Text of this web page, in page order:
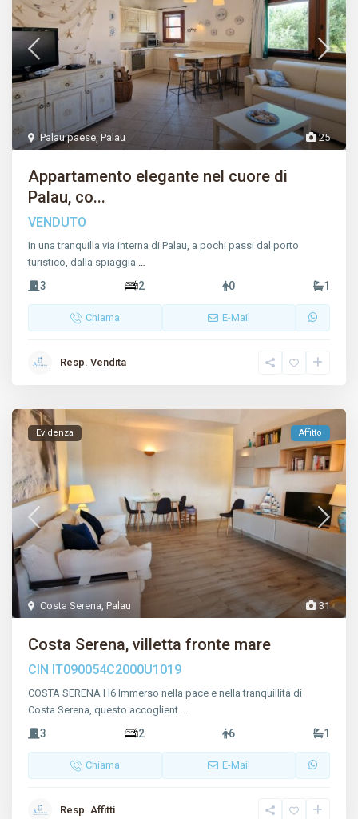
25
Palau paese,Palau
Appartamento elegante nel cuore di
Palau, co...
VENDUTO
In una tranquilla via interna di Palau, a pochi passi dal porto
turistico, dalla spiaggia …
3 2 0 1
Chiama E-Mail
Resp. Vendita
31
Costa Serena, Palau
Evidenza Affitto
Costa Serena, villetta fronte mare
CIN IT090054C2000U1019
COSTA SERENA H6 Immerso nella pace e nella tranquillità di
Costa Serena, questo accoglient …
3 2 6 1
Chiama E-Mail
Resp. Affitti